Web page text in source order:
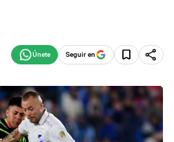
Seguir en